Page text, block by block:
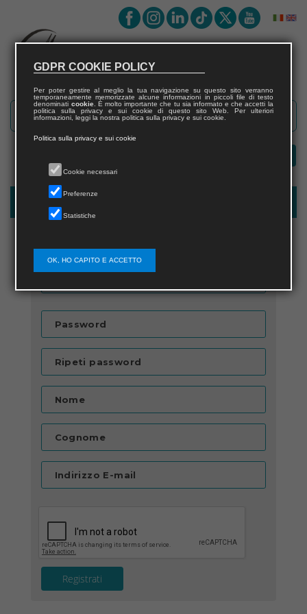
Registrazione nuovo utente per acquisti sul sito
Password
Ripeti password
Nome
Cognome
Indirizzo E-mail
Registrati
GDPR COOKIE POLICY
Per poter gestire al meglio la tua navigazione su questo sito verranno
temporaneamente memorizzate alcune informazioni in piccoli file di testo
denominati cookie. È molto importante che tu sia informato e che accetti la
politica sulla privacy e sui cookie di questo sito Web. Per ulteriori
informazioni, leggi la nostra politica sulla privacy e sui cookie.
Politica sulla privacy e sui cookie
Cookie necessari
Preferenze
Statistiche
OK, HO CAPITO E ACCETTO